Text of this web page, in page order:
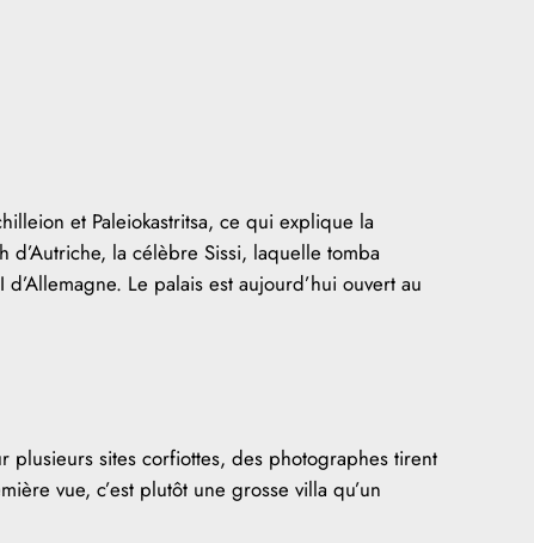
et Paleiokastritsa, ce qui explique la
la célèbre Sissi, laquelle tomba
Le palais est aujourd’hui ouvert au
plusieurs sites corfiottes, des photographes tirent
vue, c’est plutôt une grosse villa qu’un